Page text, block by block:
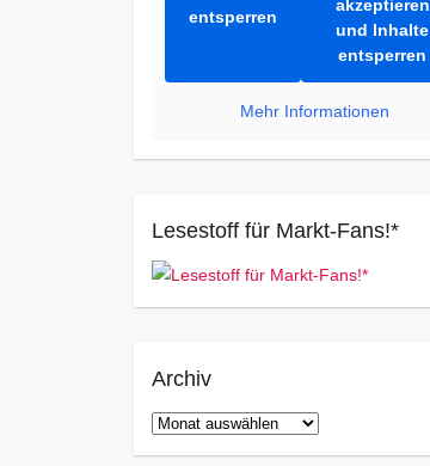
entsperren
akzeptieren
und Inhalte
entsperren
Mehr Informationen
Lesestoff für Markt-Fans!*
Archiv
Archiv